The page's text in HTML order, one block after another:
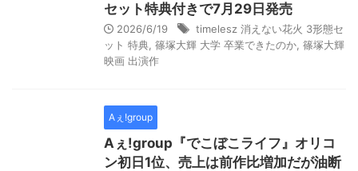
セット特典付きで7月29日発売
2026/6/19
timelesz 消えない花火 3形態セ
ット 特典 篠塚大輝 大学 卒業できたのか 篠塚大輝
映画 出演作
Aぇ!group
Aぇ!group『でこぼこライフ』オリコ
ン初日1位、売上は前作比増加だが油断